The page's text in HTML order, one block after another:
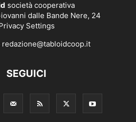
società cooperativa
dalle Bande Nere, 24
Settings
redazione@tabloidcoop.it
SEGUICI